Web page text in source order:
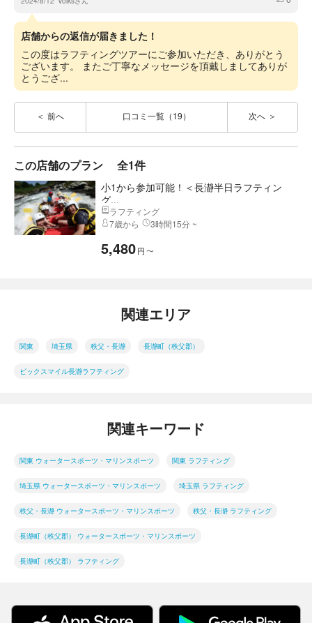
店舗からの返信が届きました！
この度はラフティングツアーにご参加いただき、ありがとう
ございます。 またご丁寧なメッセージを頂戴しましてありが
とうござ...
前へ 口コミ一覧（19） 次へ
この店舗のプラン 全1件
小1から参加可能！＜長瀞半日ラフティン
グ...
ラフティング
7歳から
3時間15分 ~
5,480円 〜
関連エリア
関東 埼玉県 秩父・長瀞 長瀞町（秩父郡）
ビックスマイル長瀞ラフティング
関連キーワード
関東 ウォータースポーツ・マリンスポーツ 関東 ラフティング
埼玉県 ウォータースポーツ・マリンスポーツ 埼玉県 ラフティング
秩父・長瀞 ウォータースポーツ・マリンスポーツ 秩父・長瀞 ラフティング
長瀞町（秩父郡） ウォータースポーツ・マリンスポーツ
長瀞町（秩父郡） ラフティング